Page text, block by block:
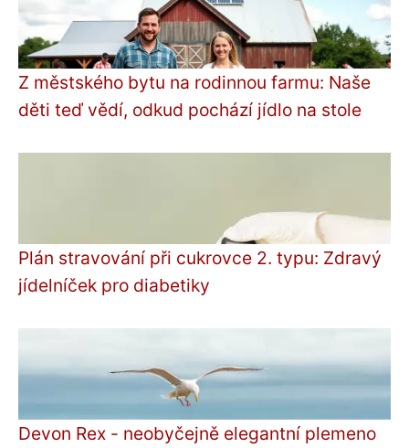
Z městského bytu na rodinnou farmu: Naše
děti teď vědí, odkud pochází jídlo na stole
Plán stravování při cukrovce 2. typu: Zdravý
jídelníček pro diabetiky
Devon Rex - neobyčejně elegantní plemeno